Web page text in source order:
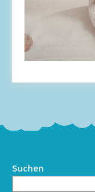
Suchen